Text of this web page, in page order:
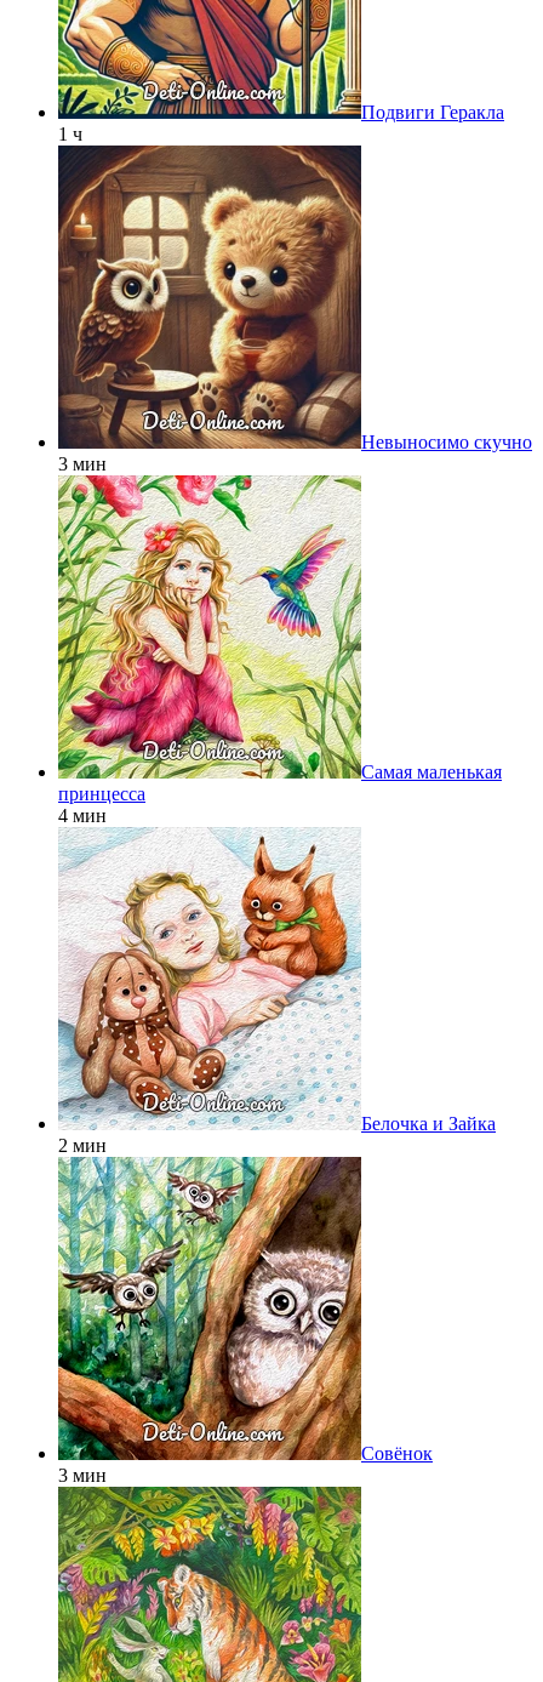
Подвиги Геракла
1 ч
Невыносимо скучно
3 мин
Самая маленькая
принцесса
4 мин
Белочка и Зайка
2 мин
Совёнок
3 мин